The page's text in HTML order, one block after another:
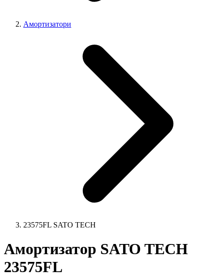
Амортизатори
23575FL SATO TECH
Амортизатор SATO TECH
23575FL